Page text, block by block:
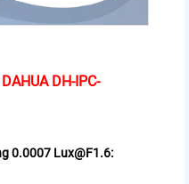
DH-IPC-
0.0007 Lux@F1.6: